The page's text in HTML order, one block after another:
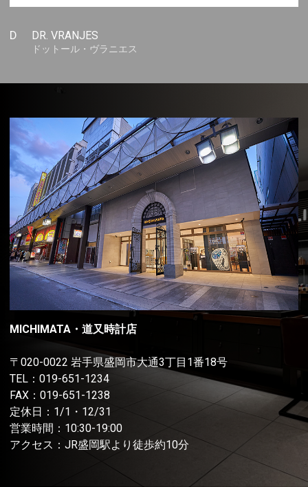
D DR. VRANJES
ドットール・ヴラニエス
MICHIMATA・道又時計店
〒020-0022 岩手県盛岡市大通3丁目1番18号
TEL： 019-651-1234
FAX：019-651-1238
定休日：1/1・12/31
営業時間：10:30-19:00
アクセス：JR盛岡駅より徒歩約10分